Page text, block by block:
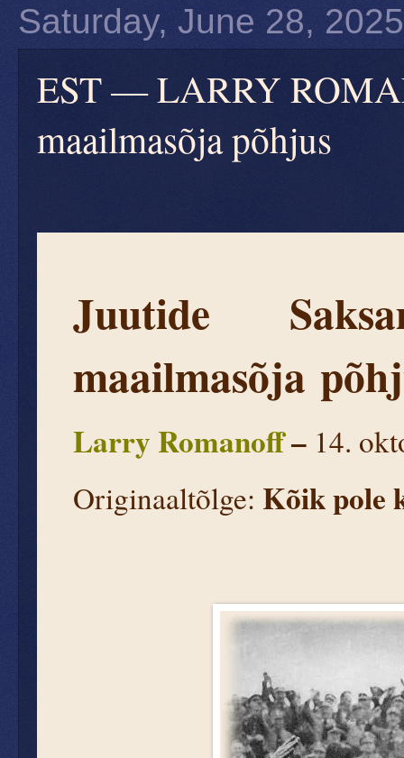
Saturday, June 28, 2025
EST — LARRY
maailmasõja põhjus
Juutide
maailmasõja
Larry Romanoff– 14.
Originaaltõlge: Kõik pole